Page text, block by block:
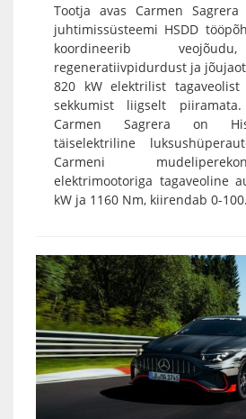
Tootja avas Carmen Sagrera
juhtimissüsteemi HSDD
koordineerib
regeneratiivpidurdust ja
820 kW elektrilist
sekkumist liigselt
Carmen Sagrera on
täiselektriline
Carmeni
elektrimootoriga tagaveoline
kW ja 1160 Nm, kiirendab 0-